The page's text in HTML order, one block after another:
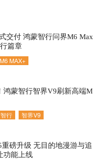
MAX+
交付 鸿蒙智行问界M6 Max
篇章
行 智界V9
鸿蒙智行智界V9刷新高端M
磅升级 无目的地漫游与追
功能上线